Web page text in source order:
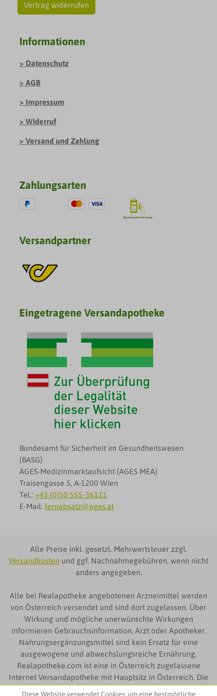
Vertrag widerrufen
Informationen
Datenschutz
AGB
Impressum
Widerruf
Versand und Zahlung
Zahlungsarten
Versandpartner
Eingetragene Versandapotheke
Bundesamt für Sicherheit im Gesundheitswesen
(BASG)
AGES-Medizinmarktaufsicht (AGES MEA)
Traisengasse 5, A-1200 Wien
Tel.: +43 (0)50 555-36111
E-Mail: fernabsatz@ages.at
Alle Preise inkl. gesetzl. Mehrwertsteuer zzgl.
Versandkosten und ggf. Nachnahmegebühren, wenn nicht
anders angegeben.
Alle bei Realapotheke angebotenen Arzneimittel werden
von Österreich versendet und sind dort zugelassen. Über
Wirkung und mögliche unerwünschte Wirkungen
informieren Gebrauchsinformation, Arzt oder Apotheker.
Nahrungsergänzungsmittel sind kein Ersatz für eine
ausgewogene und abwechslungsreiche Ernährung.
Realapotheke.com ist eine in Österreich zugelassene
Internet Versandapotheke mit Hauptsitz in Österreich. Die
Diese Website verwendet Cookies, um eine bestmögliche